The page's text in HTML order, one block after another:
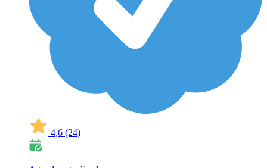
4,6 (24)